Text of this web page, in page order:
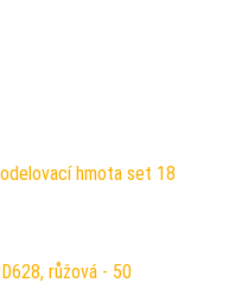
hmota set 18
růžová - 50